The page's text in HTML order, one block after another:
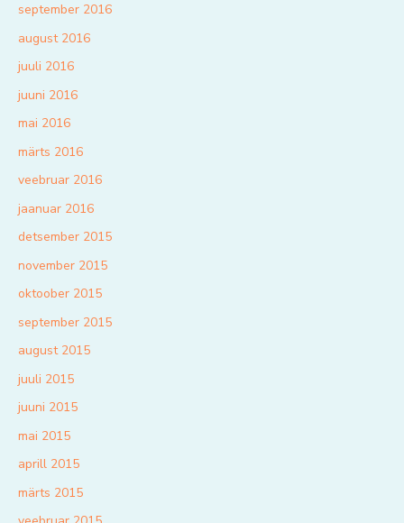
september 2016
august 2016
juuli 2016
juuni 2016
mai 2016
märts 2016
veebruar 2016
jaanuar 2016
detsember 2015
november 2015
oktoober 2015
september 2015
august 2015
juuli 2015
juuni 2015
mai 2015
aprill 2015
märts 2015